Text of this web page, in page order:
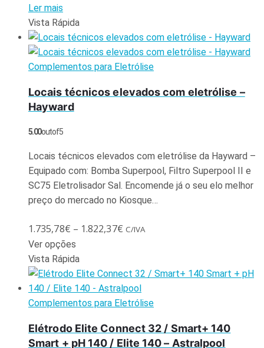
Ler mais
Vista Rápida
Complementos para Eletrólise
Locais técnicos elevados com eletrólise –
Hayward
5.00out of 5
Locais técnicos elevados com eletrólise da Hayward –
Equipado com: Bomba Superpool, Filtro Superpool II e
SC75 Eletrolisador Sal. Encomende já o seu elo melhor
preço do mercado no Kiosque…
1.735,78€ – 1.822,37€ C/IVA
Ver opções
Vista Rápida
Complementos para Eletrólise
Elétrodo Elite Connect 32 / Smart+ 140
Smart + pH 140 / Elite 140 – Astralpool